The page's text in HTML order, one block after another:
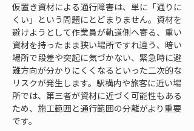
仮置き資材による通行障害は、単に「通りに
くい」という問題にとどまりません。資材を
避けようとして作業員が軌道側へ寄る、重い
資材を持ったまま狭い場所ですれ違う、暗い
場所で段差や突起に気づかない、緊急時に避
難方向が分かりにくくなるといった二次的な
リスクが発生します。駅構内や旅客に近い場
所では、第三者が資材に近づく可能性もある
ため、施工範囲と通行範囲の分離がより重要
です。